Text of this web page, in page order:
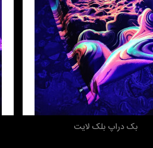
به سبد خرید
بک دراپ بلک لایت